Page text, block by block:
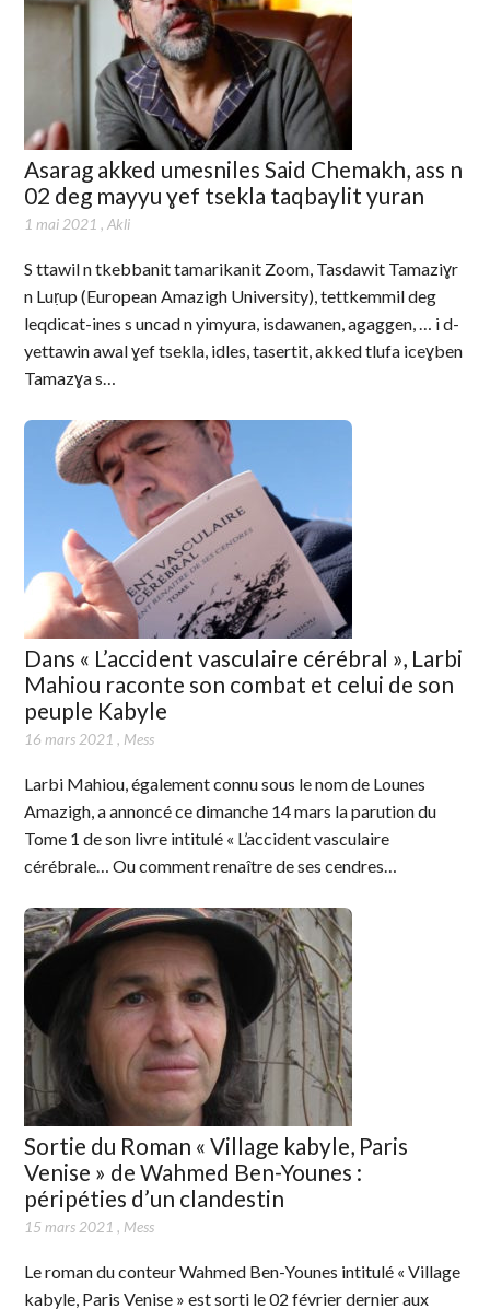
Asarag akked umesniles Said Chemakh, ass n
02 deg mayyu ɣef tsekla taqbaylit yuran
1 mai 2021 ,Akli
S ttawil n tkebbanit tamarikanit Zoom, Tasdawit Tamaziɣr
n Luṛup (European Amazigh University), tettkemmil deg
leqdicat-ines s uncad n yimyura, isdawanen, agaggen, … i d-
yettawin awal ɣef tsekla, idles, tasertit, akked tlufa iceɣben
Tamazɣa s…
Dans « L’accident vasculaire cérébral », Larbi
Mahiou raconte son combat et celui de son
peuple Kabyle
16 mars 2021 , Mess
Larbi Mahiou, également connu sous le nom de Lounes
Amazigh, a annoncé ce dimanche 14 mars la parution du
Tome 1 de son livre intitulé « L’accident vasculaire
cérébrale… Ou comment renaître de ses cendres…
Sortie du Roman « Village kabyle, Paris
Venise » de Wahmed Ben-Younes :
péripéties d’un clandestin
15 mars 2021 , Mess
Le roman du conteur Wahmed Ben-Younes intitulé « Village
kabyle, Paris Venise » est sorti le 02 février dernier aux